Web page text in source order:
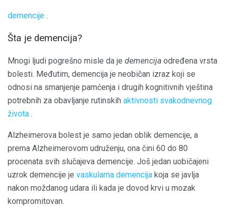
demencije .
Šta je demencija?
Mnogi ljudi pogrešno misle da je demencija određena vrsta
bolesti. Međutim, demencija je neobičan izraz koji se
odnosi na smanjenje pamćenja i drugih kognitivnih vještina
potrebnih za obavljanje rutinskih aktivnosti svakodnevnog
života .
Alzheimerova bolest je samo jedan oblik demencije, a
prema Alzheimerovom udruženju, ona čini 60 do 80
procenata svih slučajeva demencije. Još jedan uobičajeni
uzrok demencije je vaskularna demencija koja se javlja
nakon moždanog udara ili kada je dovod krvi u mozak
kompromitovan.